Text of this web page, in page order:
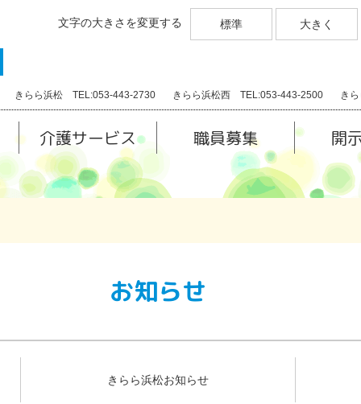
文字の大きさを変更する 標準 大きく
きらら浜松 TEL:053-443-2730 きらら浜松西 TEL:053-443-2500 き
介護サービス 職員募集 開
お知らせ
きらら浜松お知らせ